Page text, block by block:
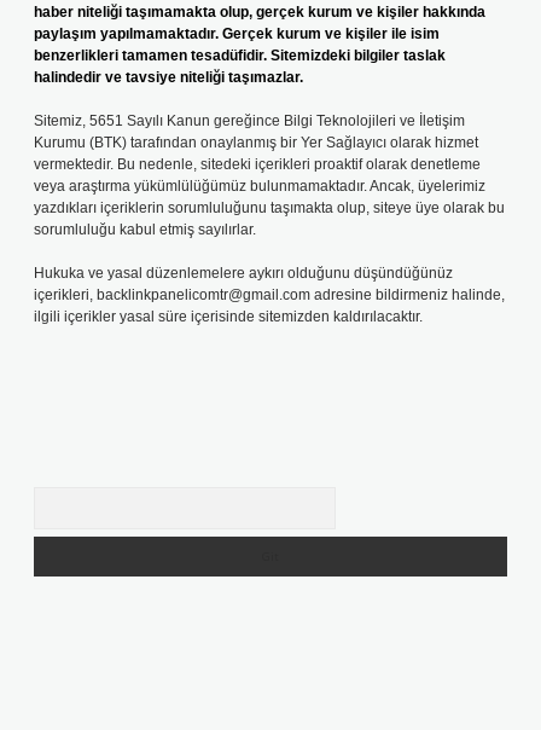
haber niteliği taşımamakta olup, gerçek kurum ve kişiler hakkında
paylaşım yapılmamaktadır. Gerçek kurum ve kişiler ile isim
benzerlikleri tamamen tesadüfidir. Sitemizdeki bilgiler taslak
halindedir ve tavsiye niteliği taşımazlar.
Sitemiz, 5651 Sayılı Kanun gereğince Bilgi Teknolojileri ve İletişim
Kurumu (BTK) tarafından onaylanmış bir Yer Sağlayıcı olarak hizmet
vermektedir. Bu nedenle, sitedeki içerikleri proaktif olarak denetleme
veya araştırma yükümlülüğümüz bulunmamaktadır. Ancak, üyelerimiz
yazdıkları içeriklerin sorumluluğunu taşımakta olup, siteye üye olarak bu
sorumluluğu kabul etmiş sayılırlar.
Hukuka ve yasal düzenlemelere aykırı olduğunu düşündüğünüz
içerikleri, backlinkpanelicomtr@gmail.com adresine bildirmeniz halinde,
ilgili içerikler yasal süre içerisinde sitemizden kaldırılacaktır.